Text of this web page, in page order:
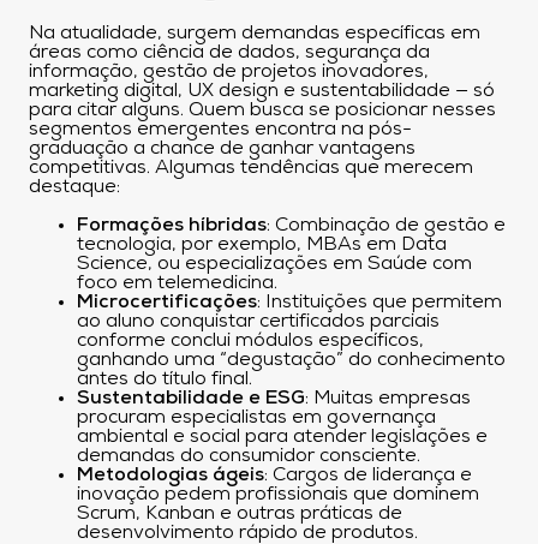
Na atualidade, surgem demandas específicas em
áreas como ciência de dados, segurança da
informação, gestão de projetos inovadores,
marketing digital, UX design e sustentabilidade — só
para citar alguns. Quem busca se posicionar nesses
segmentos emergentes encontra na pós-
graduação a chance de ganhar vantagens
competitivas. Algumas tendências que merecem
destaque:
Formações híbridas: Combinação de gestão e
tecnologia, por exemplo, MBAs em Data
Science, ou especializações em Saúde com
foco em telemedicina.
Microcertificações: Instituições que permitem
ao aluno conquistar certificados parciais
conforme conclui módulos específicos,
ganhando uma “degustação” do conhecimento
antes do título final.
Sustentabilidade e ESG: Muitas empresas
procuram especialistas em governança
ambiental e social para atender legislações e
demandas do consumidor consciente.
Metodologias ágeis: Cargos de liderança e
inovação pedem profissionais que dominem
Scrum, Kanban e outras práticas de
desenvolvimento rápido de produtos.